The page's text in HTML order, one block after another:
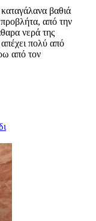
βαθιά
από την
νερά της
πολύ από
από τον